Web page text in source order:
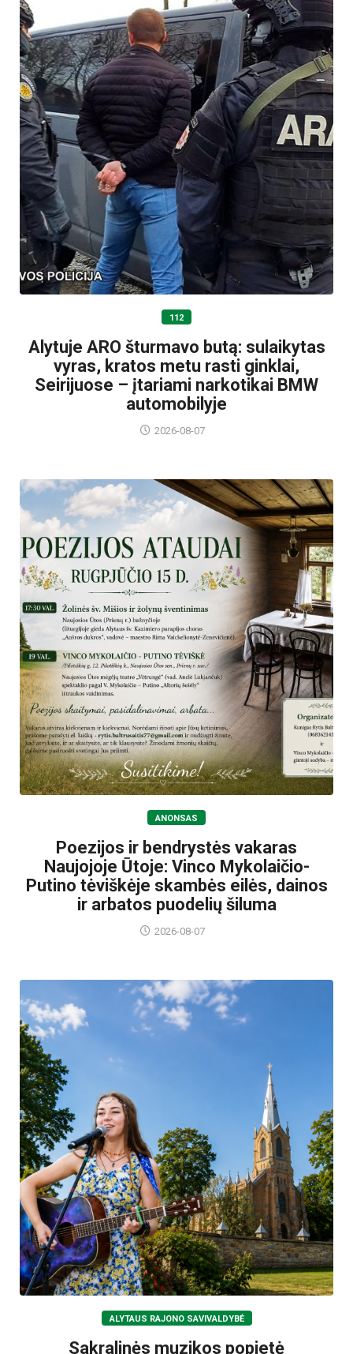
112
Alytuje ARO šturmavo butą: sulaikytas
vyras, kratos metu rasti ginklai,
Seirijuose – įtariami narkotikai BMW
automobilyje
2026-08-07
ANONSAS
Poezijos ir bendrystės vakaras
Naujojoje Ūtoje: Vinco Mykolaičio-
Putino tėviškėje skambės eilės, dainos
ir arbatos puodelių šiluma
2026-08-07
ALYTAUS RAJONO SAVIVALDYBĖ
Sakralinės muzikos popietė